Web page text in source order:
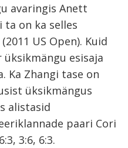
avaringis Anett
ta on ka selles
US Open). Kuid
esisaja
Ka Zhangi tase on
üksikmängus
alistasid
paari Cori
3:6, 6:3.